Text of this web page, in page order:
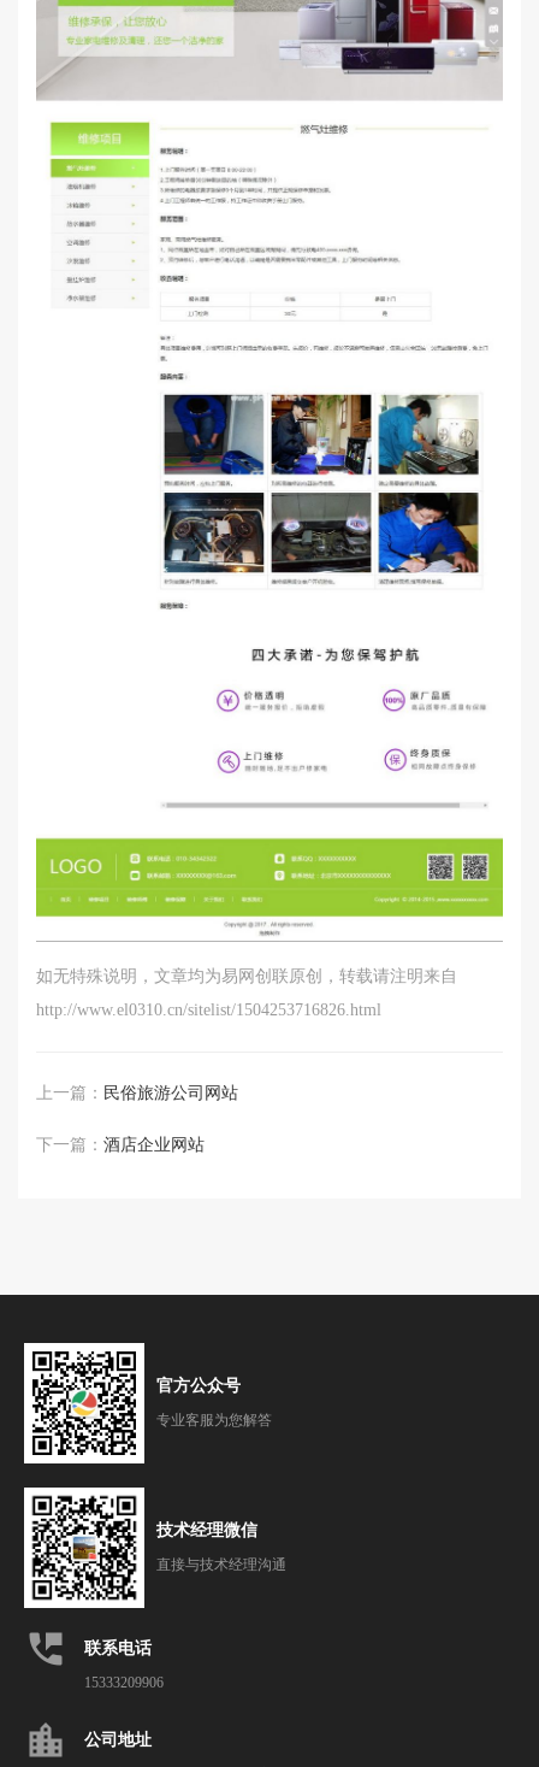
如无特殊说明，文章均为易网创联原创，转载请注明来自
http://www.el0310.cn/sitelist/1504253716826.html
上一篇： 民俗旅游公司网站
下一篇： 酒店企业网站
官方公众号
专业客服为您解答
技术经理微信
直接与技术经理沟通
perm_phone_msg 联系电话
15333209906
location_city 公司地址